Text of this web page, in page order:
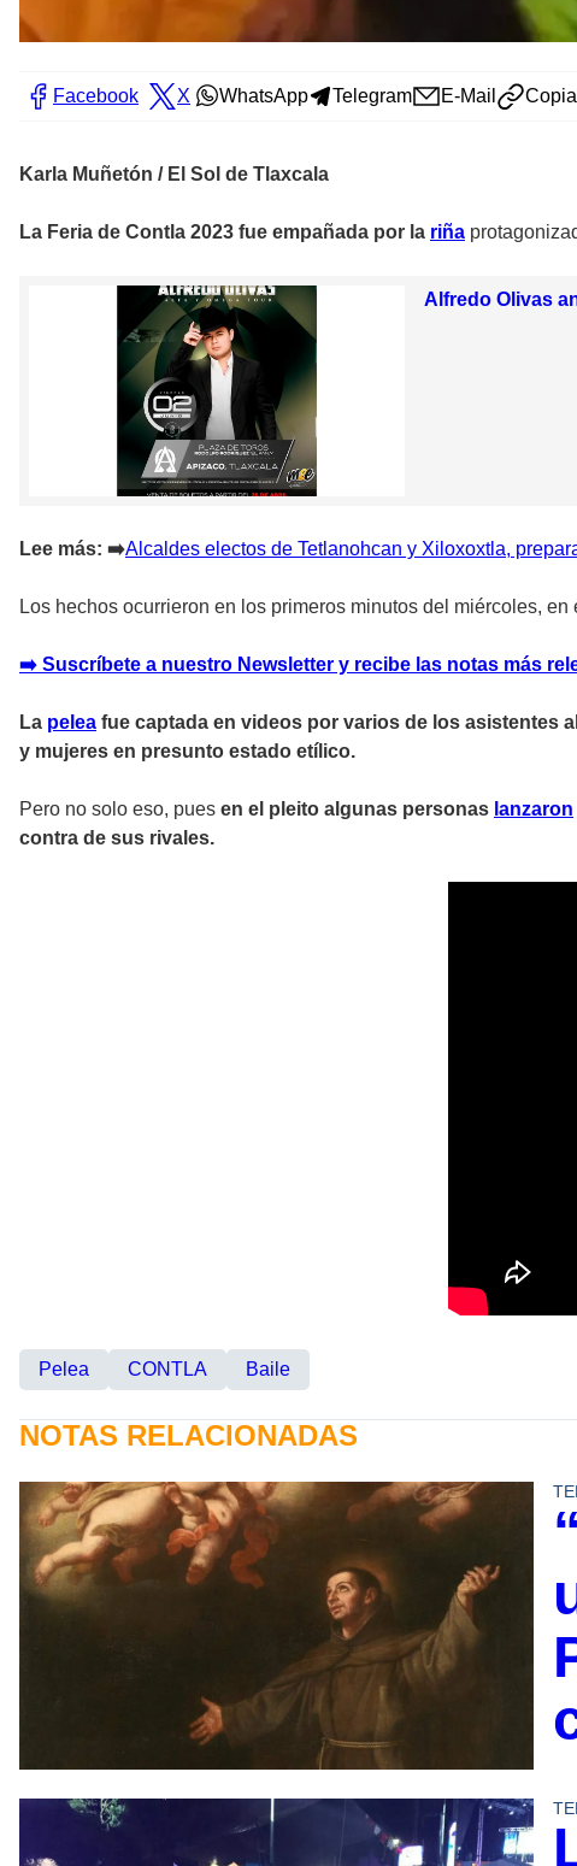
Facebook X WhatsApp Telegram E-Mail
Karla Muñetón / El Sol de Tlaxcala
La Feria de Contla 2023 fue empañada por la riña
Alfredo Olivas
Lee más: ➡️Alcaldes electos de Tetlanohcan y Xiloxoxtla,
Los hechos ocurrieron en los primeros minutos del miércoles,
➡️ Suscríbete a nuestro Newsletter y recibe las notas más
La pelea fue captada en videos por varios de los asistentes
y mujeres en presunto estado etílico.
Pero no solo eso, pues en el pleito algunas personas lanzaron
contra de sus rivales.
Pelea CONTLA Baile
NOTAS RELACIONADAS